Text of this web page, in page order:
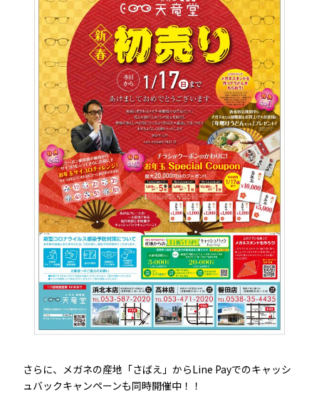
さらに、メガネの産地「さばえ」からLine Payでのキャッシ
ュバックキャンペーンも同時開催中！！